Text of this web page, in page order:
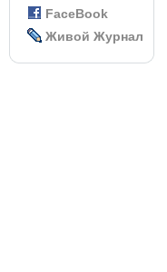
FaceBook
Живой Журнал